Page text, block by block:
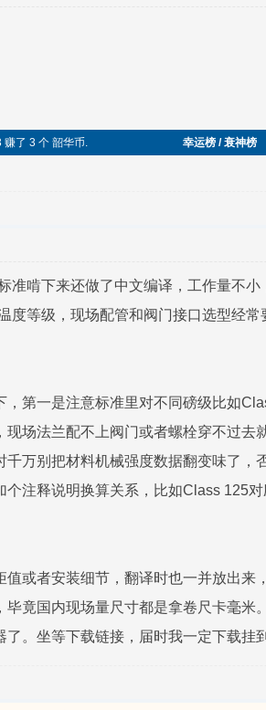
了 3 个 韶华币. 幸运榜 / 衰神榜
准啃下来还做了中文编译，工作量不
度等级，现场配管和阀门接口选型经
第一是注意标准里对不同磅级比如
场法兰配不上阀门或者螺栓穿不过
万别把材料机械强度数据翻变味了，
注释说明换算关系，比如Class 125
或者安装细节，翻译时也一并放出来
竟国内现场量尺寸都是拿卷尺卡毫
。坐等下载链接，届时我一定下载挂